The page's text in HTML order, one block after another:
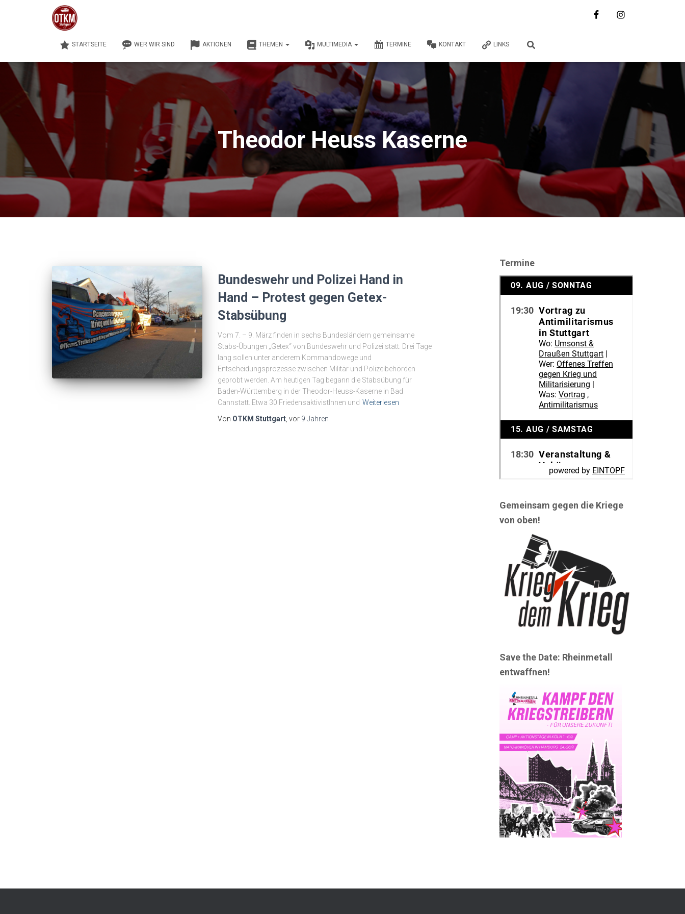
STARTSEITE WER WIR SIND AKTIONEN THEMEN MULTIMEDIA TERMINE KONTAKT LINKS
Theodor Heuss Kaserne
Bundeswehr und Polizei Hand in
Hand – Protest gegen Getex-
Stabsübung
Vom 7. – 9. März finden in sechs Bundesländern gemeinsame
Stabs-Übungen „Getex“ von Bundeswehr und Polizei statt. Drei Tage
lang sollen unter anderem Kommandowege und
Entscheidungsprozesse zwischen Militär und Polizeibehörden
geprobt werden. Am heutigen Tag begann die Stabsübung für
Baden-Württemberg in der Theodor-Heuss-Kaserne in Bad
Cannstatt. Etwa 30 FriedensaktivistInnen und Weiterlesen
Von OTKM Stuttgart , vor 9 Jahren
Termine
Gemeinsam gegen die Kriege
von oben!
Save the Date: Rheinmetall
entwaffnen!